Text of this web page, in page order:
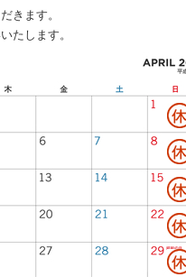
きます。
たします。